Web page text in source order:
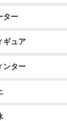
ター
ギュア
ンター